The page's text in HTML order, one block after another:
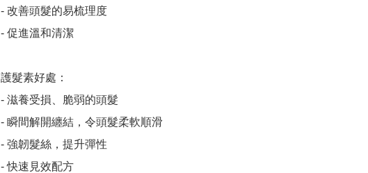
- 改善頭髮的易梳理度
- 促進溫和清潔
護髮素好處：
- 滋養受損、脆弱的頭髮
- 瞬間解開纏結，令頭髮柔軟順滑
- 強韌髮絲，提升彈性
- 快速見效配方